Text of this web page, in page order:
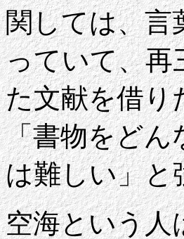
関しては、言
っていて、再
た文献を借り
「書物をどん
は難しい」と
空海という人